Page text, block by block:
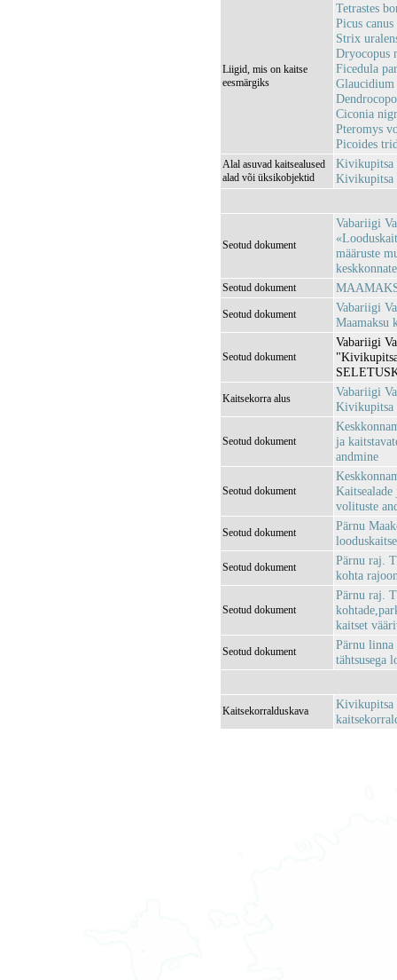
Liigid, mis on kaitse
eesmärgiks
Tetrastes
Picus
Strix
Dryocopus
Ficedula
Glaucidium
Ciconia
Pteromys
Picoides
Alal asuvad kaitsealused
alad või üksikobjektid
Kivikupitsa
Kivikupitsa
Seotud dokument
Vabariigi
määruste
Seotud dokument
Seotud dokument
Vabariigi
Maamaksu
Seotud dokument
Vabariigi
Kaitsekorra alus
Vabariigi
Kivikupitsa
Seotud dokument
ja
andmine
Seotud dokument
volituste
Seotud dokument
Pärnu
Seotud dokument
Pärnu raj.
kohta
Seotud dokument
Pärnu raj.
kaitset
Seotud dokument
Pärnu
tähtsusega
Kaitsekorralduskava
Kivikupitsa